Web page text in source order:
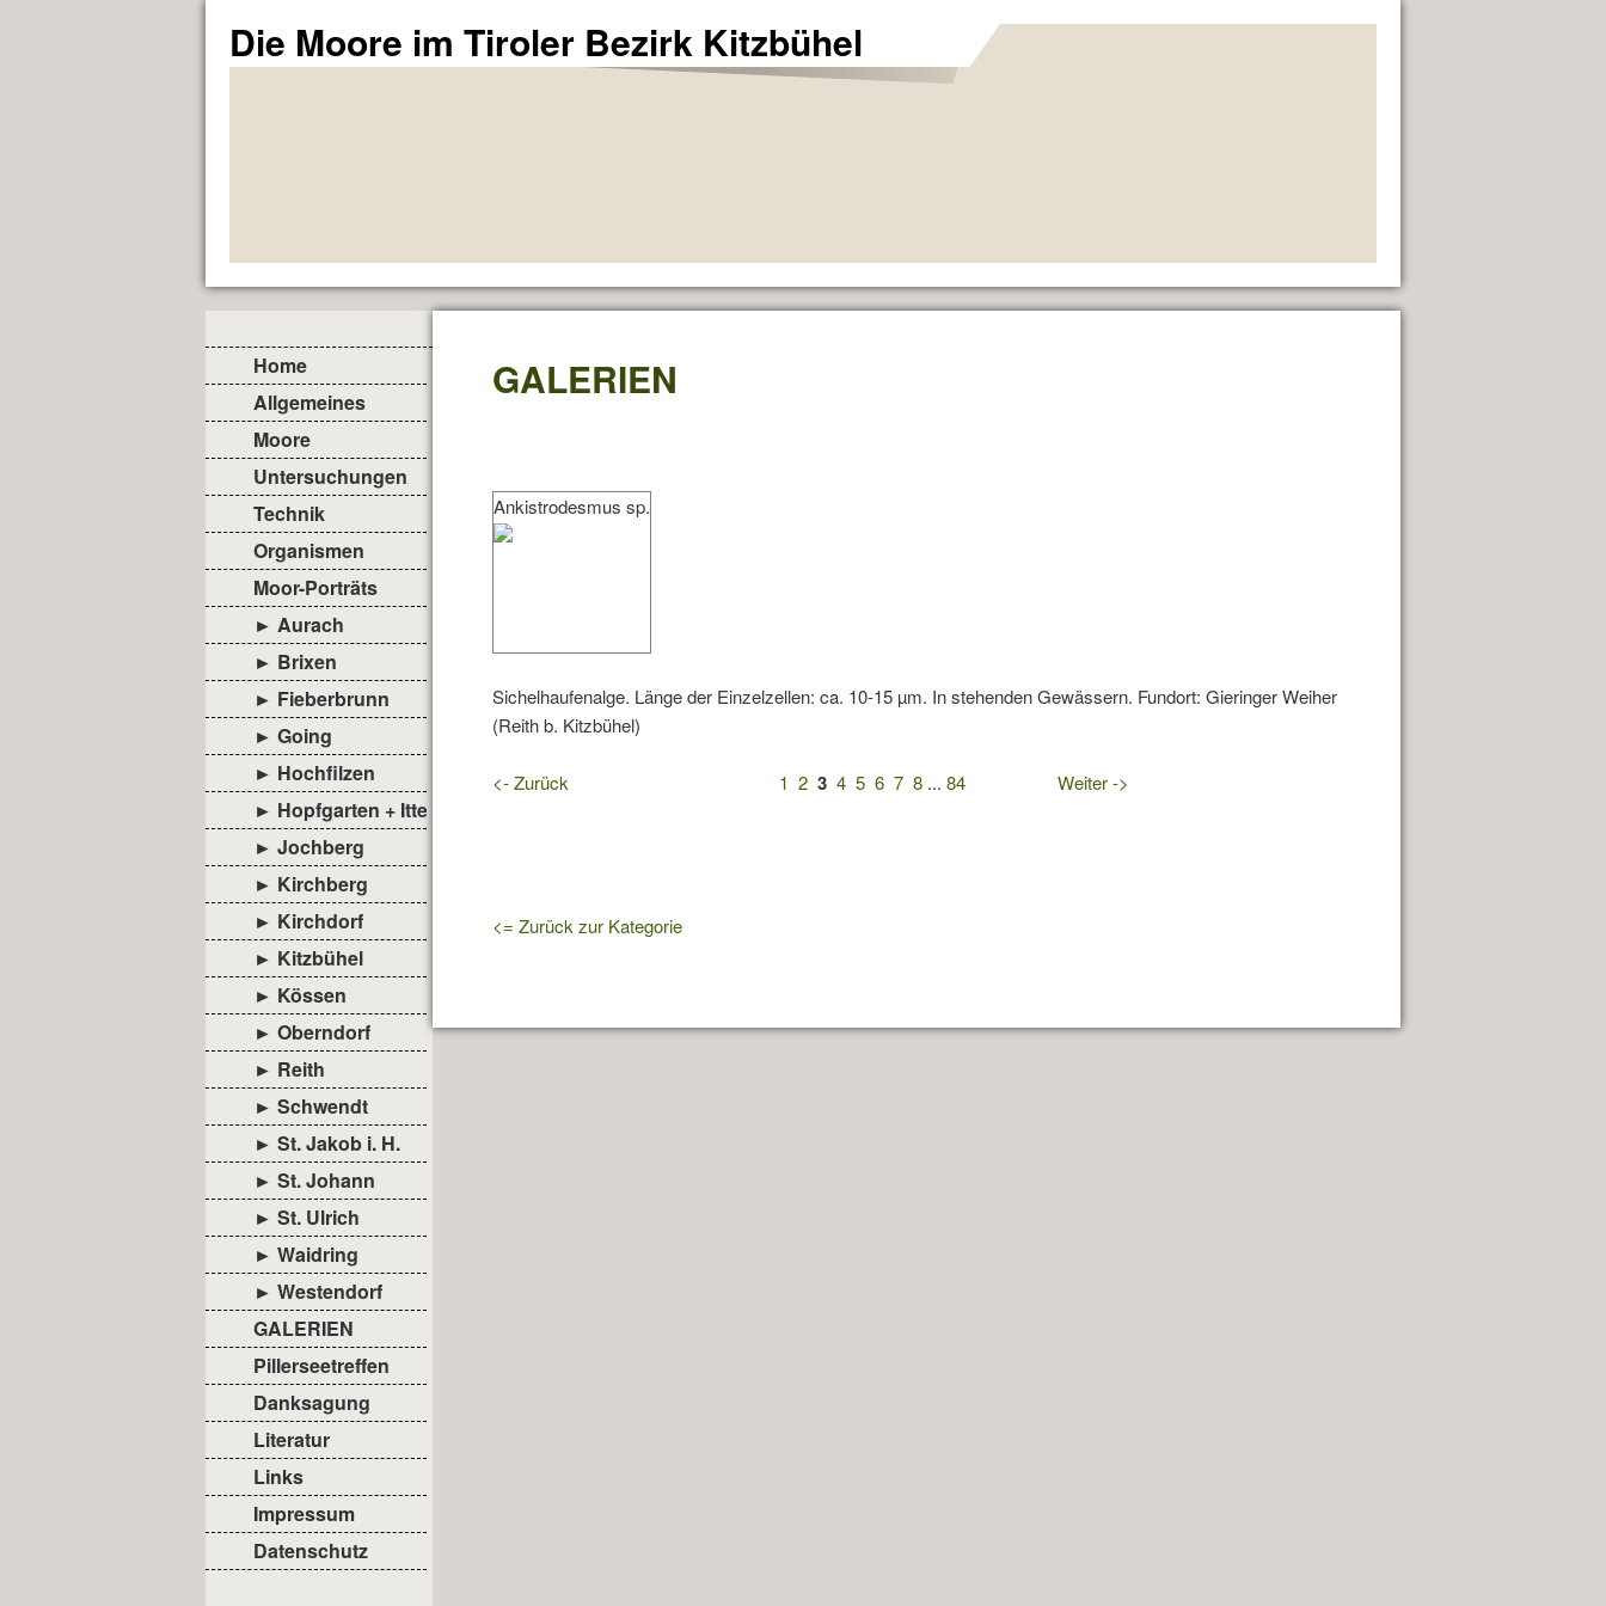
Die Moore im Tiroler Bezirk Kitzbühel
Home
Allgemeines
Moore
Untersuchungen
Technik
Organismen
Moor-Porträts
► Aurach
► Brixen
► Fieberbrunn
► Going
► Hochfilzen
► Hopfgarten + Itter
► Jochberg
► Kirchberg
► Kirchdorf
► Kitzbühel
► Kössen
► Oberndorf
► Reith
► Schwendt
► St. Jakob i. H.
► St. Johann
► St. Ulrich
► Waidring
► Westendorf
GALERIEN
Pillerseetreffen
Danksagung
Literatur
Links
Impressum
Datenschutz
GALERIEN
Ankistrodesmus sp.
Sichelhaufenalge. Länge der Einzelzellen: ca. 10-15 µm. In stehenden Gewässern. Fundort: Gieringer Weiher
(Reith b. Kitzbühel)
<- Zurück 1 2 3 4 5 6 7 8 ... 84 Weiter ->
<= Zurück zur Kategorie